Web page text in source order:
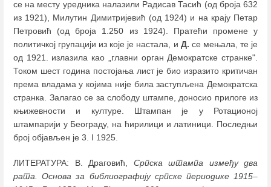
се на месту уредника налазили Радисав Тасић (од броја 632
из 1921), Милутин Димитријевић (од 1924) и на крају Петар
Петровић (од броја 1.250 из 1924). Пратећи промене у
политичкој групацији из које је настала, и Д. се мењала, те је
од 1921. излазила као „главни орган Демократске странке".
Током шест година постојања лист је био изразито критичан
према владама у којима није била заступљена Демократска
странка. Залагао се за слободу штампе, доносио прилоге из
књижевности и културе. Штампан је у Ротационој
штампарији у Београду, на ћирилици и латиници. Последњи
број објављен је 3. I 1925.
ЛИТЕРАТУРА: В. Драговић, Српска штампа између два
рата. Основа за библиографију српске периодике 1915–